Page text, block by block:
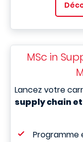
MSc in
Lancez votre
supply chain
Programme